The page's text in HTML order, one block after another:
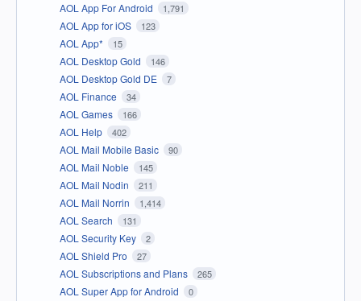
AOL App For Android 1,791
AOL App for iOS 123
AOL App* 15
AOL Desktop Gold 146
AOL Desktop Gold DE 7
AOL Finance 34
AOL Games 166
AOL Help 402
AOL Mail Mobile Basic 90
AOL Mail Noble 145
AOL Mail Nodin 211
AOL Mail Norrin 1,414
AOL Search 131
AOL Security Key 2
AOL Shield Pro 27
AOL Subscriptions and Plans 265
AOL Super App for Android 0